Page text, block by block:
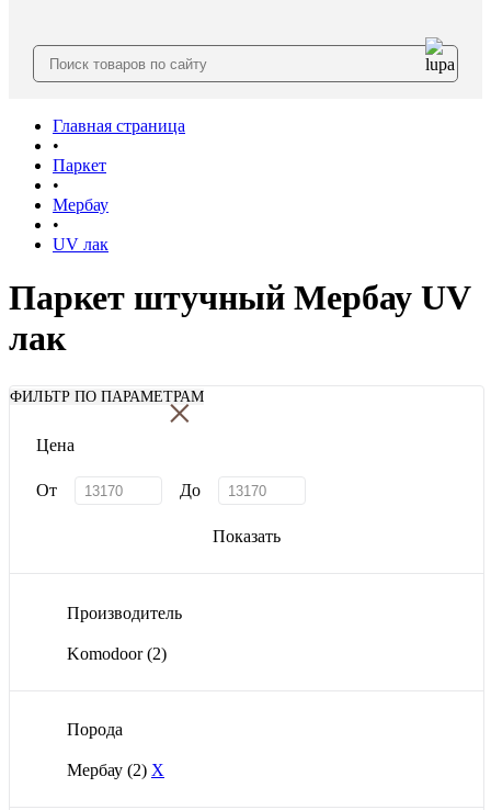
Главная страница
•
Паркет
•
Мербау
•
UV лак
Паркет штучный Мербау UV
лак
ФИЛЬТР ПО ПАРАМЕТРАМ
×
Цена
От До
Показать
Производитель
Komodoor(2)
Порода
Мербау (2) X